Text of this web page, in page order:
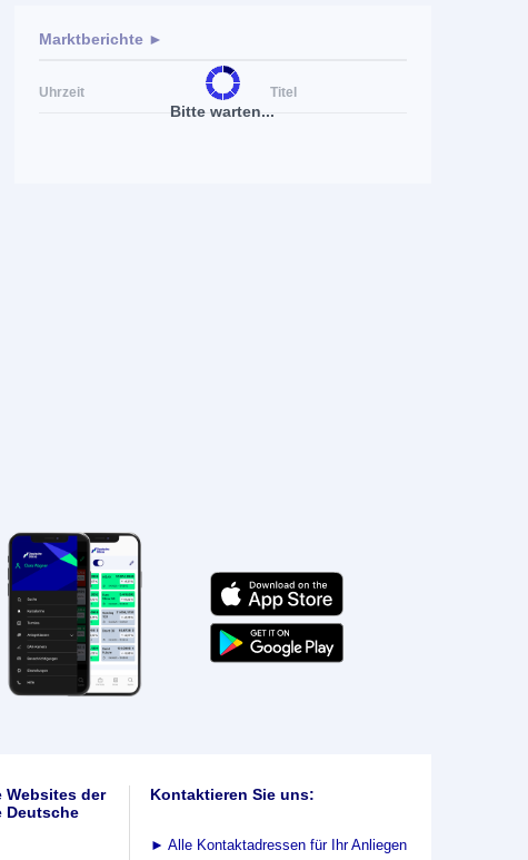
Bitte warten...
Marktberichte ►
Uhrzeit Titel
Websites der
Deutsche
Kontaktieren Sie uns:
► Alle Kontaktadressen für Ihr Anliegen